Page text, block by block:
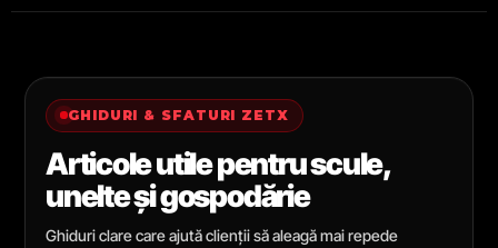
GHIDURI & SFATURI ZETX
Articole utile pentru scule,
unelte și gospodărie
Ghiduri clare care ajută clienții să aleagă mai repede